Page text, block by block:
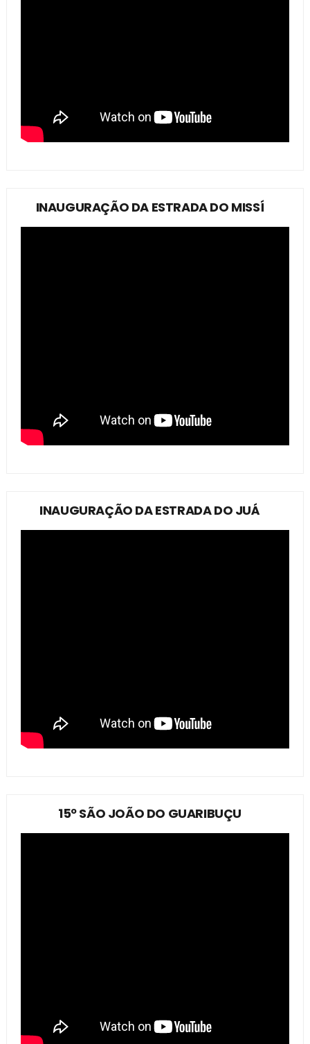
INAUGURAÇÃO DA ESTRADA DO MISSÍ
INAUGURAÇÃO DA ESTRADA DO JUÁ
15º SÃO JOÃO DO GUARIBUÇU